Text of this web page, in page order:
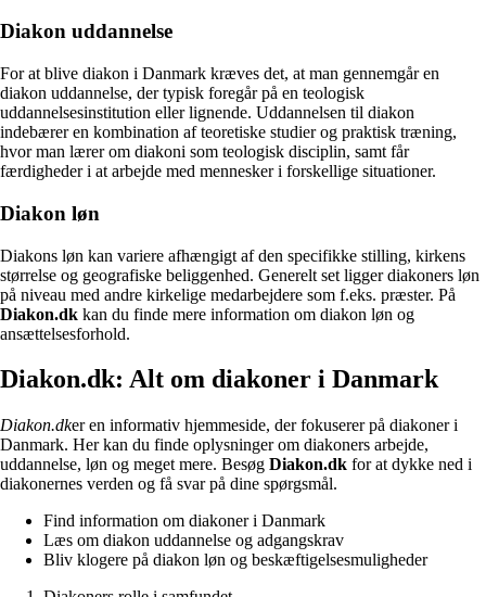
Diakon uddannelse
For at blive diakon i Danmark kræves det, at man gennemgår en
diakon uddannelse, der typisk foregår på en teologisk
uddannelsesinstitution eller lignende. Uddannelsen til diakon
indebærer en kombination af teoretiske studier og praktisk træning,
hvor man lærer om diakoni som teologisk disciplin, samt får
færdigheder i at arbejde med mennesker i forskellige situationer.
Diakon løn
Diakons løn kan variere afhængigt af den specifikke stilling, kirkens
størrelse og geografiske beliggenhed. Generelt set ligger diakoners løn
på niveau med andre kirkelige medarbejdere som f.eks. præster. På
Diakon.dk kan du finde mere information om diakon løn og
ansættelsesforhold.
Diakon.dk: Alt om diakoner i Danmark
Diakon.dker en informativ hjemmeside, der fokuserer på diakoner i
Danmark. Her kan du finde oplysninger om diakoners arbejde,
uddannelse, løn og meget mere. Besøg Diakon.dk for at dykke ned i
diakonernes verden og få svar på dine spørgsmål.
Find information om diakoner i Danmark
Læs om diakon uddannelse og adgangskrav
Bliv klogere på diakon løn og beskæftigelsesmuligheder